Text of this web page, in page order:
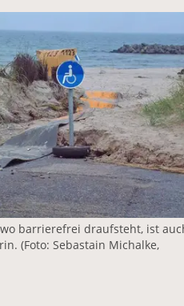
anzeigen
barrierefrei draufsteht, ist
(Foto: Sebastain Michalke,